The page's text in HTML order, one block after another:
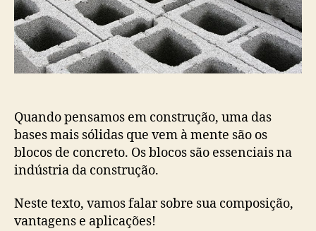
Quando pensamos em construção, uma das
bases mais sólidas que vem à mente são os
blocos de concreto. Os blocos são essenciais na
indústria da construção.
Neste texto, vamos falar sobre sua composição,
vantagens e aplicações!